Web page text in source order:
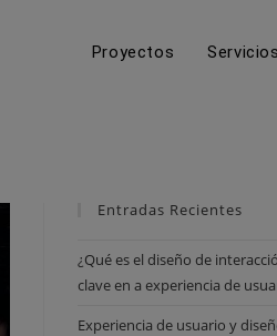
Proyectos Servicios
Entradas Recientes
¿Qué es el diseño de
clave en a experiencia de
Experiencia de usuario y